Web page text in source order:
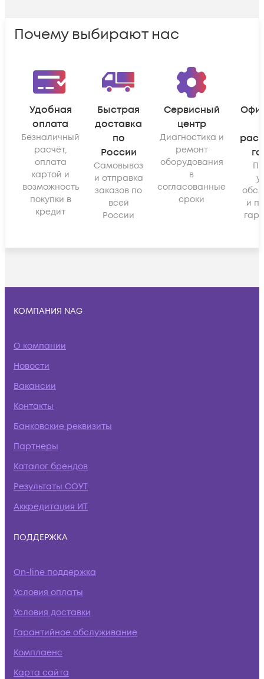
Почему выбирают нас
Удобная
оплата
Безналичный
расчёт,
оплата
картой и
возможность
покупки в
кредит
Быстрая
доставка
по
России
Самовывоз
и отправка
заказов по
всей
России
Сервисный
центр
Диагностика и
ремонт
оборудования
в
согласованные
сроки
и
КОМПАНИЯ NAG
О компании
Новости
Вакансии
Контакты
Банковские реквизиты
Партнеры
Каталог брендов
Результаты СОУТ
Аккредитация ИТ
ПОДДЕРЖКА
On-line поддержка
Условия оплаты
Условия доставки
Гарантийное обслуживание
Комплаенс
Карта сайта